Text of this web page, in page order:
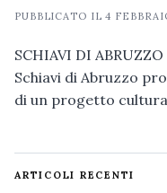
PUBBLICATO IL4
SCHIAVI DI
Schiavi di Abruzzo
di un progetto
ARTICOLI RECENTI